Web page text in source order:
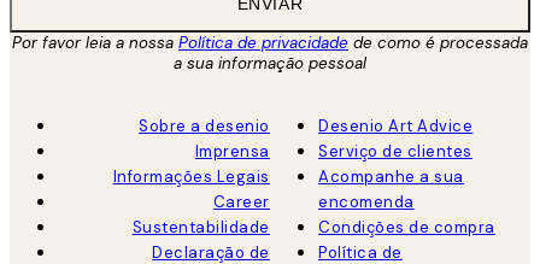
Por favor leia a nossa Política de privacidade de como é processada
a sua informação pessoal
Sobre a desenio
Imprensa
Informações Legais
Career
Sustentabilidade
Declaração de
Desenio Art Advice
Serviço de clientes
Acompanhe a sua
encomenda
Condições de compra
Política de